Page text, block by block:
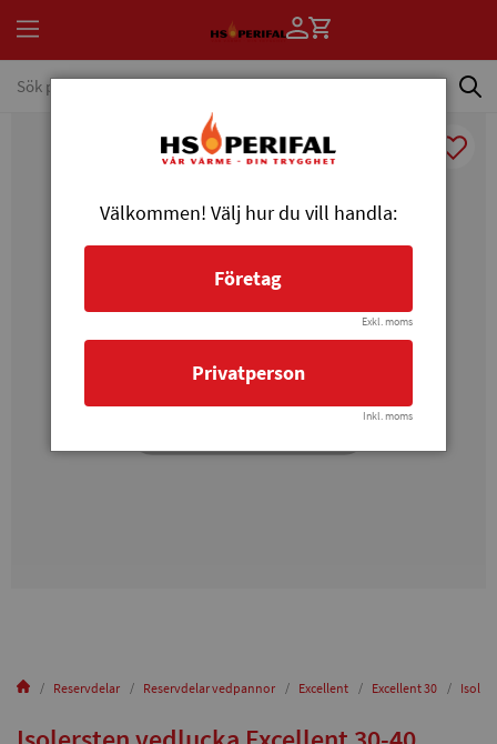
Reservdelar Reservdelar vedpannor Excellent Excellent 30
Välkommen! Välj hur du vill handla:
Företag
Exkl. moms
Privatperson
Inkl. moms